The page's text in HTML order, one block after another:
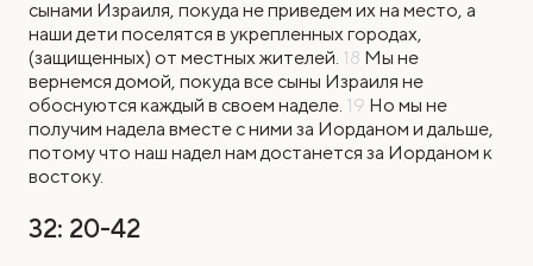
сынами Израиля, покуда не приведем их на место, а
наши дети поселятся в укрепленных городах,
(защищенных) от местных жителей. 18 Мы не
вернемся домой, покуда все сыны Израиля не
обоснуются каждый в своем наделе. 19 Но мы не
получим надела вместе с ними за Иорданом и дальше,
потому что наш надел нам достанется за Иорданом к
востоку.
32: 20-42